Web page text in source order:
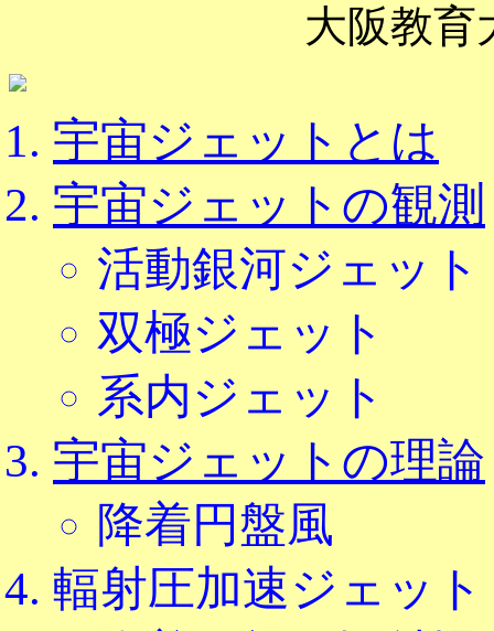
大阪教
宇宙ジェットとは
宇宙ジェットの観測
活動銀河ジェット
双極ジェット
系内ジェット
宇宙ジェットの理論
降着円盤風
輻射圧加速ジェット